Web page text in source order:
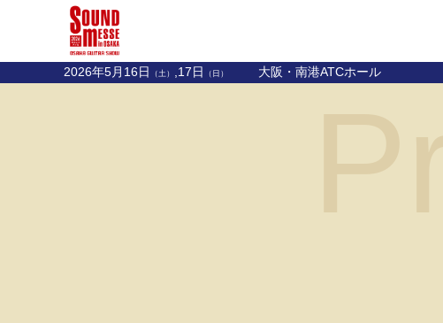
2026年5月16日 （土） ,17日 （日） 大阪・南港ATCホール